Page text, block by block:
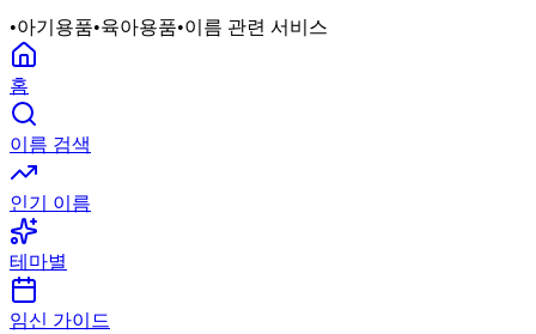
•아기용품•육아용품•이름 관련 서비스
홈
이름 검색
인기 이름
테마별
임신 가이드